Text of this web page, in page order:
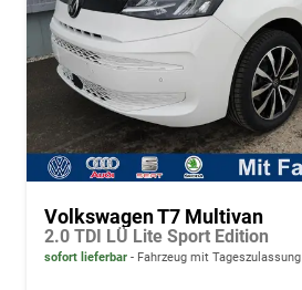
Volkswagen T7 Multivan
2.0 TDI LÜ Lite Sport Edition
sofort lieferbar Fahrzeug mit Tageszulassung